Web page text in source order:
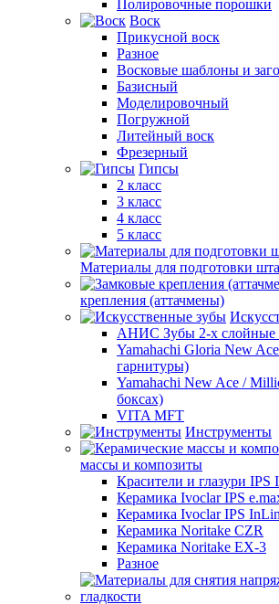
Полировочные порошки
Воск
Прикусной воск
Разное
Восковые шаблоны и
Базисный
Моделировочный
Погружной
Литейный воск
Фрезерный
Гипсы
2 класс
3 класс
4 класс
5 класс
Материалы для подготовки
крепления (аттачмены)
АНИС Зубы 2-х слойные
Yamahachi Gloria New
гарнитуры)
Yamahachi New Ace /
боксах)
VITA MFT
Инструменты
массы и композиты
Красители и глазури IPS
Керамика Ivoclar IPS
Керамика Ivoclar IPS
Керамика Noritake CZR
Керамика Noritake EX-3
Разное